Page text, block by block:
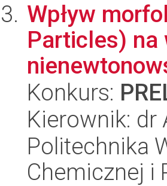
Wpływ
Particles) na
Konkurs:
Kierownik: dr
Politechnika
Chemicznej i